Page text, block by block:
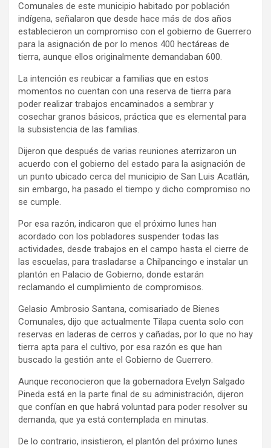
Comunales de este municipio habitado por población
indígena, señalaron que desde hace más de dos años
establecieron un compromiso con el gobierno de Guerrero
para la asignación de por lo menos 400 hectáreas de
tierra, aunque ellos originalmente demandaban 600.
La intención es reubicar a familias que en estos
momentos no cuentan con una reserva de tierra para
poder realizar trabajos encaminados a sembrar y
cosechar granos básicos, práctica que es elemental para
la subsistencia de las familias.
Dijeron que después de varias reuniones aterrizaron un
acuerdo con el gobierno del estado para la asignación de
un punto ubicado cerca del municipio de San Luis Acatlán,
sin embargo, ha pasado el tiempo y dicho compromiso no
se cumple.
Por esa razón, indicaron que el próximo lunes han
acordado con los pobladores suspender todas las
actividades, desde trabajos en el campo hasta el cierre de
las escuelas, para trasladarse a Chilpancingo e instalar un
plantón en Palacio de Gobierno, donde estarán
reclamando el cumplimiento de compromisos.
Gelasio Ambrosio Santana, comisariado de Bienes
Comunales, dijo que actualmente Tilapa cuenta solo con
reservas en laderas de cerros y cañadas, por lo que no hay
tierra apta para el cultivo, por esa razón es que han
buscado la gestión ante el Gobierno de Guerrero.
Aunque reconocieron que la gobernadora Evelyn Salgado
Pineda está en la parte final de su administración, dijeron
que confían en que habrá voluntad para poder resolver su
demanda, que ya está contemplada en minutas.
De lo contrario, insistieron, el plantón del próximo lunes